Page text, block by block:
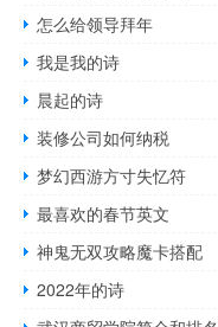
怎么给领导拜年
我是我的诗
晨起的诗
装修公司如何纳税
梦幻西游方寸失忆符
最喜欢的春节英文
神鬼无双攻略魔卡搭配
2022年的诗